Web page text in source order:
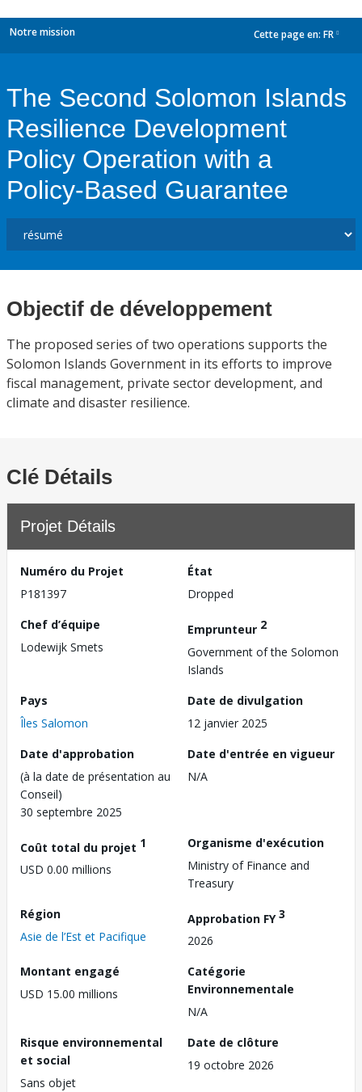
Notre mission Cette page en: FR
The Second Solomon Islands
Resilience Development
Policy Operation with a
Policy-Based Guarantee
Objectif de développement
The proposed series of two operations supports the
Solomon Islands Government in its efforts to improve
fiscal management, private sector development, and
climate and disaster resilience.
Clé Détails
Projet Détails
Numéro du Projet
P181397
État
Dropped
Chef d’équipe
Lodewijk Smets
Emprunteur 2
Government of the Solomon
Islands
Pays
Îles Salomon
Date de divulgation
12 janvier 2025
Date d'approbation
(à la date de présentation au
Conseil)
30 septembre 2025
Date d'entrée en vigueur
N/A
Coût total du projet 1
USD 0.00 millions
Organisme d'exécution
Ministry of Finance and
Treasury
Région
Asie de l’Est et Pacifique
Approbation FY3
2026
Montant engagé
USD 15.00 millions
Catégorie
Environnementale
N/A
Risque environnemental
et social
Sans objet
Date de clôture
19 octobre 2026